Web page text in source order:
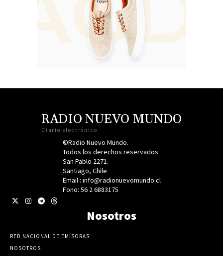
RADIO NUEVO MUNDO
Diario electrónico
©Radio Nuevo Mundo.
Todos los derechos reservados
San Pablo 2271.
Santiago, Chile
Email : info@radionuevomundo.cl
Fono: 56 2 6883175
Nosotros
RED NACIONAL DE EMISORAS
NOSOTROS